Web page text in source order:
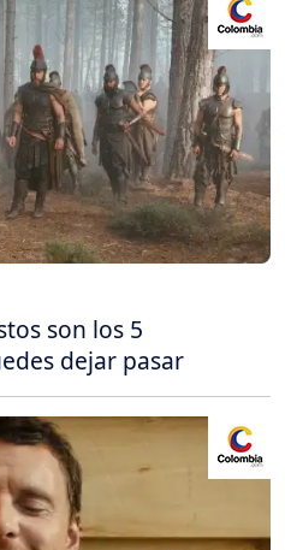
son los 5
dejar pasar